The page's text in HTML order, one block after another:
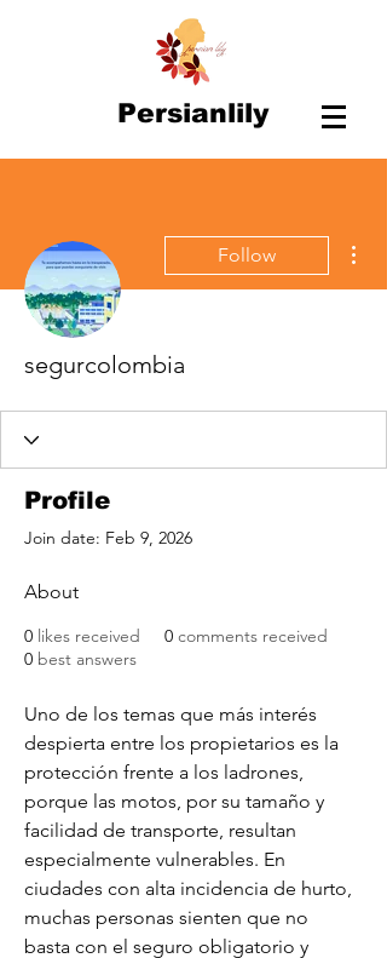
Persianlily
Follow
segurcolombia
Profile
Join date: Feb 9, 2026
About
0 likes received 0 comments received
0 best answers
Uno de los temas que más interés
despierta entre los propietarios es la
protección frente a los ladrones,
porque las motos, por su tamaño y
facilidad de transporte, resultan
especialmente vulnerables. En
ciudades con alta incidencia de hurto,
muchas personas sienten que no
basta con el seguro obligatorio y